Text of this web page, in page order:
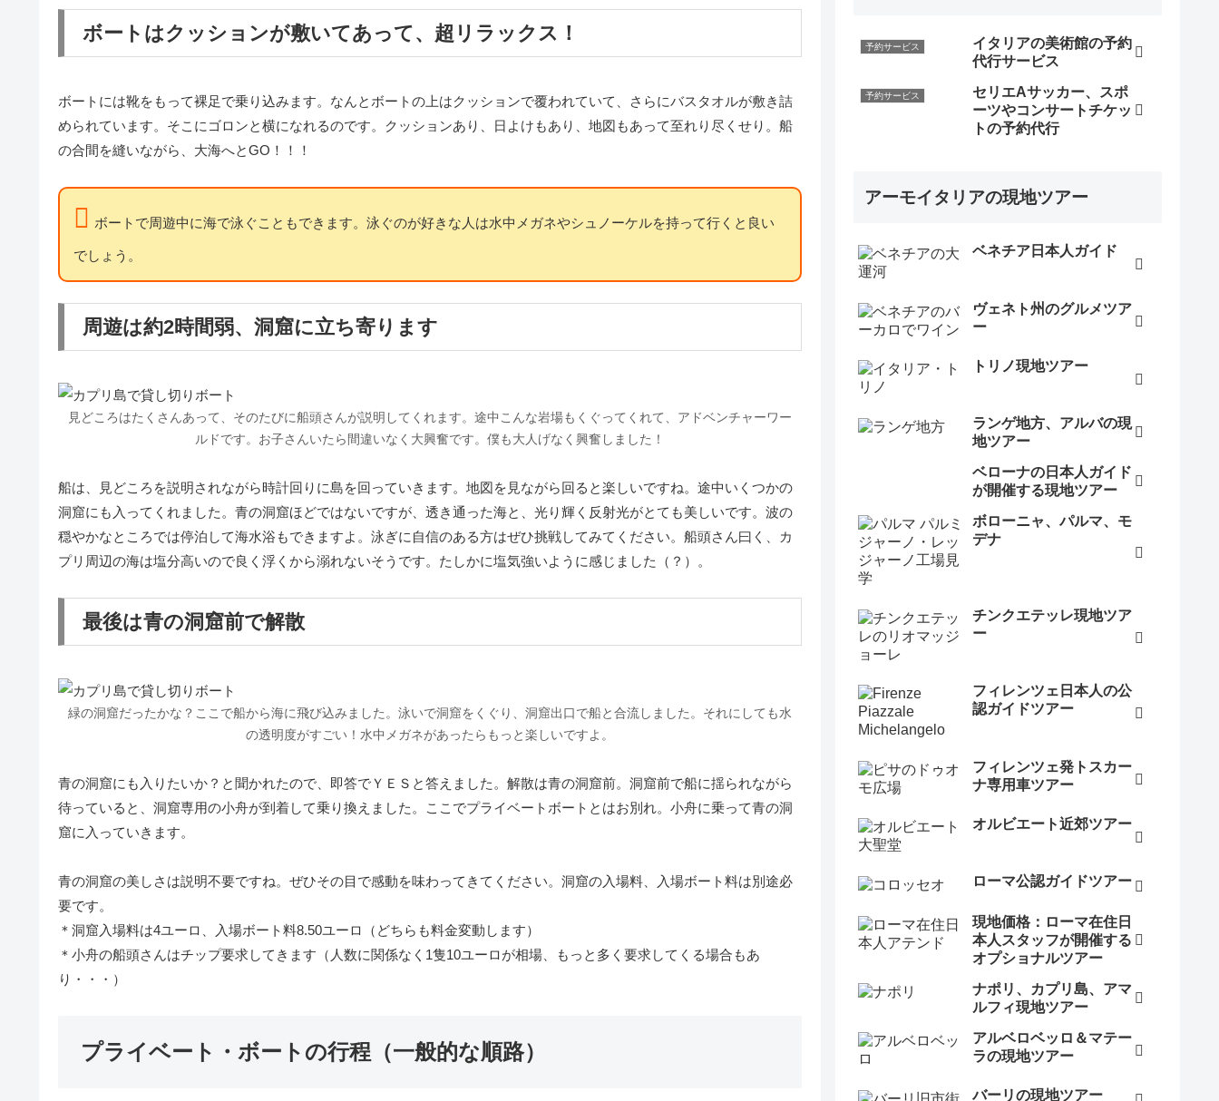
ボートはクッションが敷いてあって、超リラックス！
ボートには靴をもって裸足で乗り込みます。なんとボートの上はクッションで覆われていて、さらにバスタオルが敷き詰
められています。そこにゴロンと横になれるのです。クッションあり、日よけもあり、地図もあって至れり尽くせり。船
の合間を縫いながら、大海へとGO！！！
ボートで周遊中に海で泳ぐこともできます。泳ぐのが好きな人は水中メガネやシュノーケルを持って行くと良い
でしょう。
周遊は約2時間弱、洞窟に立ち寄ります
見どころはたくさんあって、そのたびに船頭さんが説明してくれます。途中こんな岩場もくぐってくれて、アドベンチャーワー
ルドです。お子さんいたら間違いなく大興奮です。僕も大人げなく興奮しました！
船は、見どころを説明されながら時計回りに島を回っていきます。地図を見ながら回ると楽しいですね。途中いくつかの
洞窟にも入ってくれました。青の洞窟ほどではないですが、透き通った海と、光り輝く反射光がとても美しいです。波の
穏やかなところでは停泊して海水浴もできますよ。泳ぎに自信のある方はぜひ挑戦してみてください。船頭さん曰く、カ
プリ周辺の海は塩分高いので良く浮くから溺れないそうです。たしかに塩気強いように感じました（？）。
最後は青の洞窟前で解散
緑の洞窟だったかな？ここで船から海に飛び込みました。泳いで洞窟をくぐり、洞窟出口で船と合流しました。それにしても水
の透明度がすごい！水中メガネがあったらもっと楽しいですよ。
青の洞窟にも入りたいか？と聞かれたので、即答でＹＥＳと答えました。解散は青の洞窟前。洞窟前で船に揺られながら
待っていると、洞窟専用の小舟が到着して乗り換えました。ここでプライベートボートとはお別れ。小舟に乗って青の洞
窟に入っていきます。
青の洞窟の美しさは説明不要ですね。ぜひその目で感動を味わってきてください。洞窟の入場料、入場ボート料は別途必
要です。
＊洞窟入場料は4ユーロ、入場ボート料8.50ユーロ（どちらも料金変動します）
＊小舟の船頭さんはチップ要求してきます（人数に関係なく1隻10ユーロが相場、もっと多く要求してくる場合もあ
り・・・）
プライベート・ボートの行程（一般的な順路）
予約サービス
イタリアの美術館の予約
代行サービス
予約サービス
セリエAサッカー、スポ
ーツやコンサートチケッ
トの予約代行
アーモイタリアの現地ツアー
ベネチア日本人ガイド
ヴェネト州のグルメツア
ー
トリノ現地ツアー
ランゲ地方、アルバの現
地ツアー
ベローナの日本人ガイド
が開催する現地ツアー
ボローニャ、パルマ、モ
デナ
チンクエテッレ現地ツア
ー
フィレンツェ日本人の公
認ガイドツアー
フィレンツェ発トスカー
ナ専用車ツアー
オルビエート近郊ツアー
ローマ公認ガイドツアー
現地価格：ローマ在住日
本人スタッフが開催する
オプショナルツアー
ナポリ、カプリ島、アマ
ルフィ現地ツアー
アルベロベッロ＆マテー
ラの現地ツアー
バーリの現地ツアー